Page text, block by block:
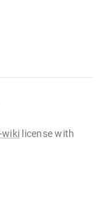
wiki license with